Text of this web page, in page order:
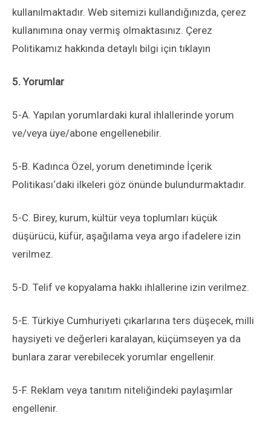
kullanılmaktadır. Web sitemizi kullandığınızda, çerez
kullanımına onay vermiş olmaktasınız. Çerez
Politikamız hakkında detaylı bilgi için tıklayın
5. Yorumlar
5-A. Yapılan yorumlardaki kural ihlallerinde yorum
ve/veya üye/abone engellenebilir.
5-B. Kadınca Özel, yorum denetiminde İçerik
Politikası‘daki ilkeleri göz önünde bulundurmaktadır.
5-C. Birey, kurum, kültür veya toplumları küçük
düşürücü, küfür, aşağılama veya argo ifadelere izin
verilmez.
5-D. Telif ve kopyalama hakkı ihlallerine izin verilmez.
5-E. Türkiye Cumhuriyeti çıkarlarına ters düşecek, milli
haysiyeti ve değerleri karalayan, küçümseyen ya da
bunlara zarar verebilecek yorumlar engellenir.
5-F. Reklam veya tanıtım niteliğindeki paylaşımlar
engellenir.